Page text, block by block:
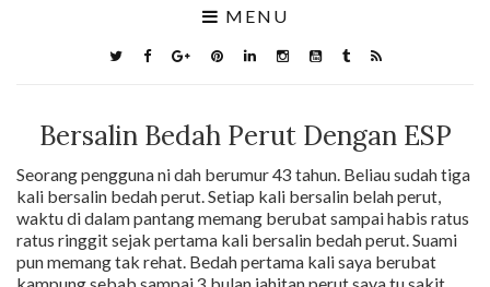
MENU
Bersalin Bedah Perut Dengan ESP
Seorang pengguna ni dah berumur 43 tahun. Beliau sudah tiga
kali bersalin bedah perut. Setiap kali bersalin belah perut,
waktu di dalam pantang memang berubat sampai habis ratus
ratus ringgit sejak pertama kali bersalin bedah perut. Suami
pun memang tak rehat. Bedah pertama kali saya berubat
kampung sebab sampai 3 bulan jahitan perut saya tu sakit.